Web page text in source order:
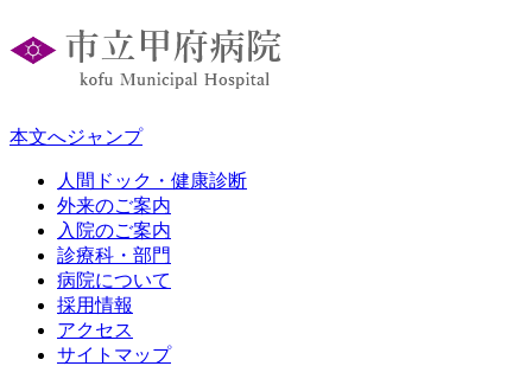
本文へジャンプ
人間ドック・健康診断
外来のご案内
入院のご案内
診療科・部門
病院について
採用情報
アクセス
サイトマップ